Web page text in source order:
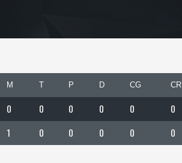
M T P D CG CR
0 0 0 0 0 0
1 0 0 0 0 0